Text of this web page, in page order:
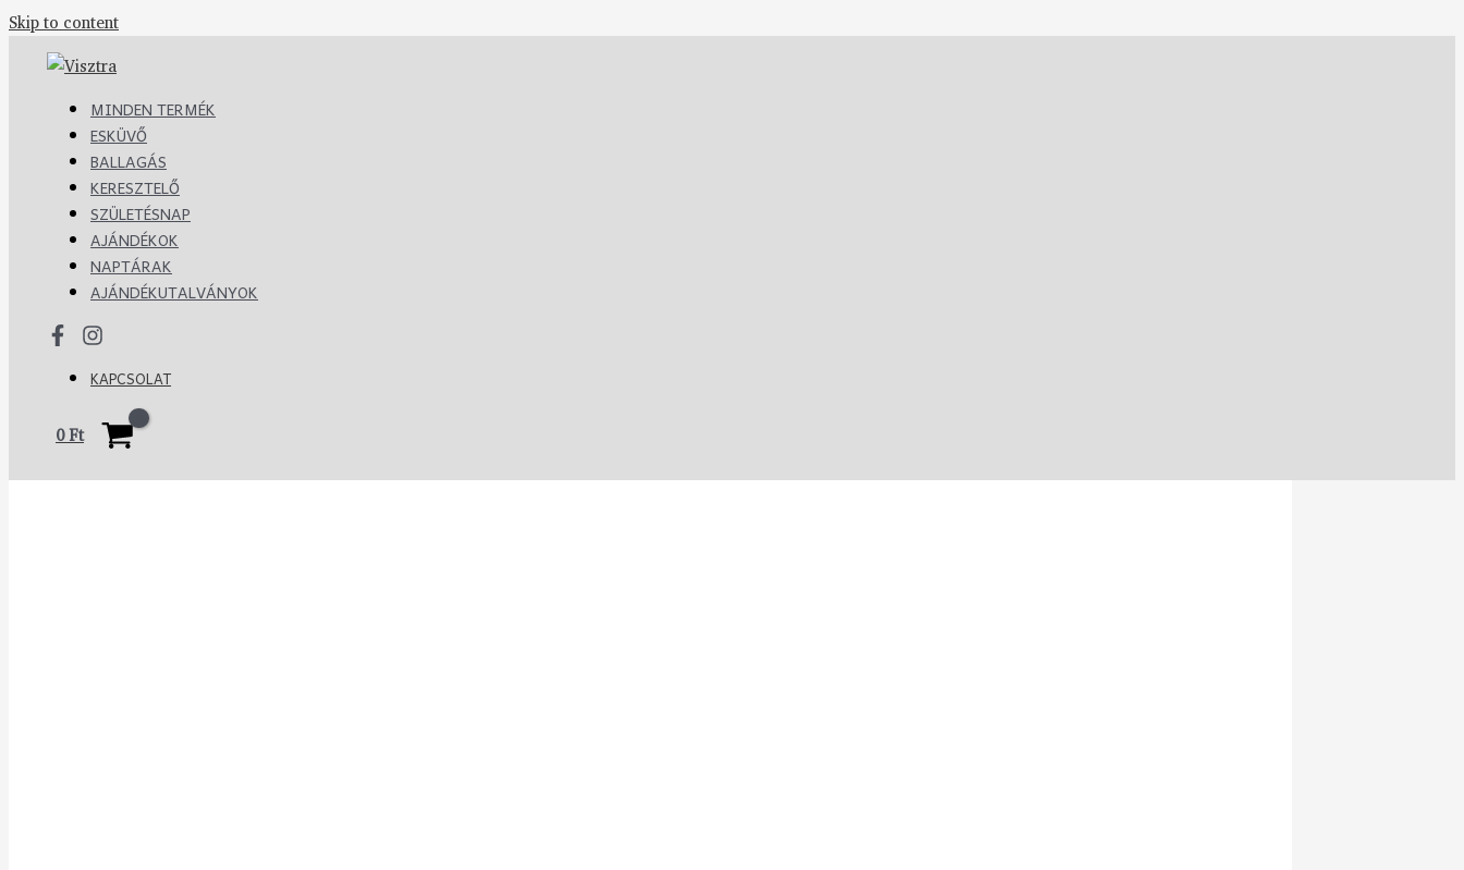
Skip to content
MINDEN TERMÉK
ESKÜVŐ
BALLAGÁS
KERESZTELŐ
SZÜLETÉSNAP
AJÁNDÉKOK
NAPTÁRAK
AJÁNDÉKUTALVÁNYOK
KAPCSOLAT
0Ft